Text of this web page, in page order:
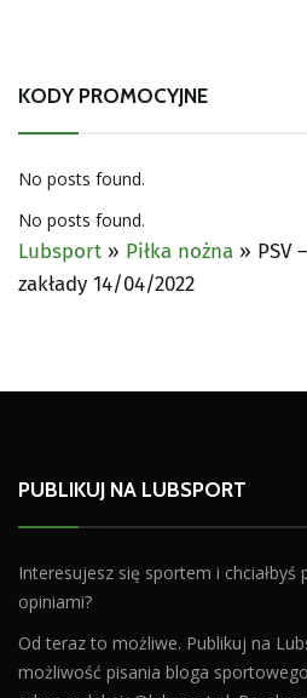
KODY PROMOCYJNE
No posts found.
No posts found.
Lubsport » Piłka nożna » PSV
zakłady 14/04/2022
PUBLIKUJ NA LUBSPORT
Interesujesz się sportem i chciałbyś
opiniami?
Od teraz to możliwe. Publikuj na
możliwość pisania bloga